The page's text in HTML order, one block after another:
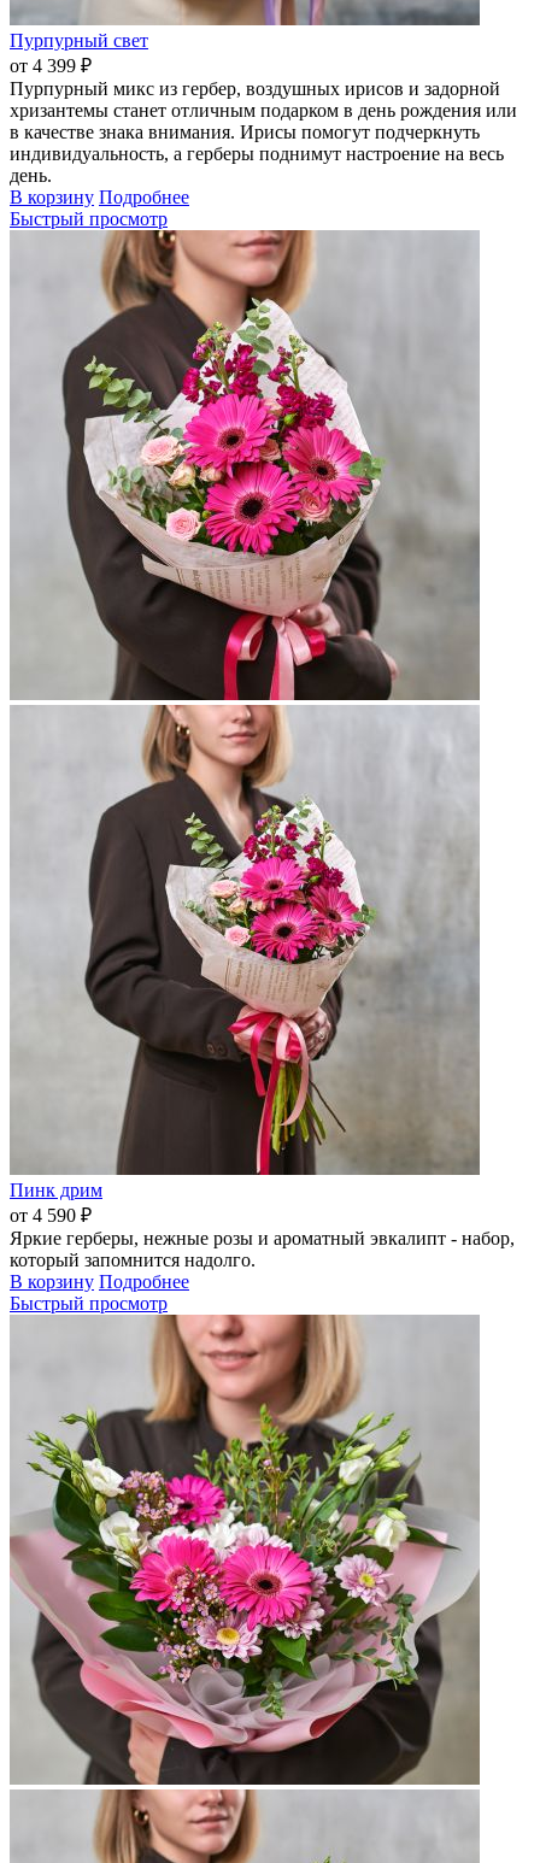
Пурпурный свет
от 4 399 ₽
Пурпурный микс из гербер, воздушных ирисов и задорной
хризантемы станет отличным подарком в день рождения или
в качестве знака внимания. Ирисы помогут подчеркнуть
индивидуальность, а герберы поднимут настроение на весь
день.
В корзину Подробнее
Быстрый просмотр
Пинк дрим
от 4 590 ₽
Яркие герберы, нежные розы и ароматный эвкалипт - набор,
который запомнится надолго.
В корзину Подробнее
Быстрый просмотр